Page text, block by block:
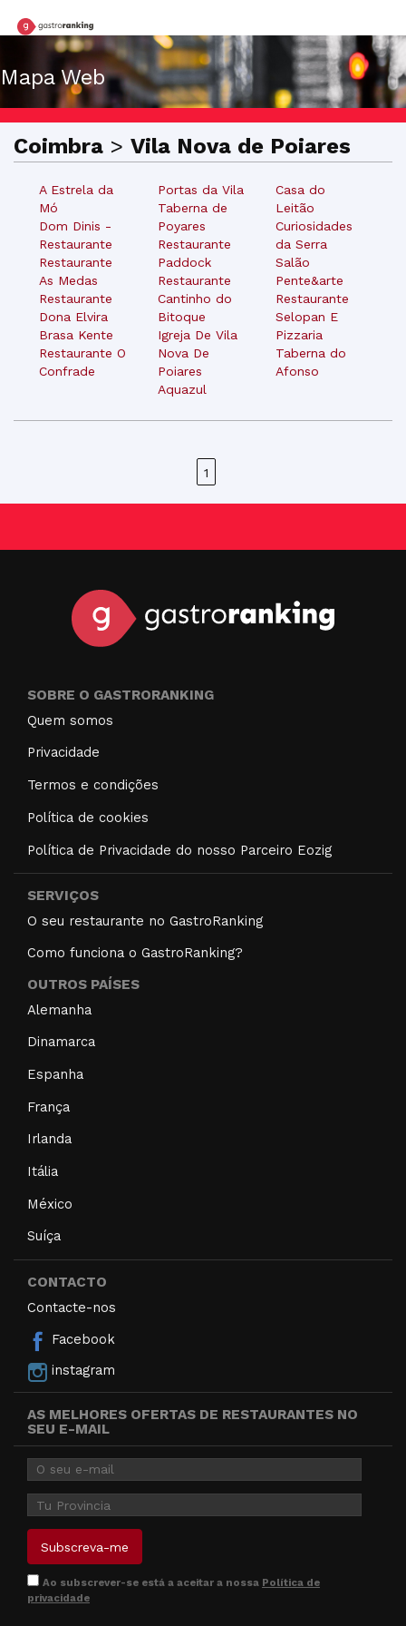
Mapa Web
Coimbra > Vila Nova de Poiares
A Estrela da
Mó
Dom Dinis -
Restaurante
Restaurante
As Medas
Restaurante
Dona Elvira
Brasa Kente
Restaurante O
Confrade
Portas da Vila
Taberna de
Poyares
Restaurante
Paddock
Restaurante
Cantinho do
Bitoque
Igreja De Vila
Nova De
Poiares
Aquazul
Casa do
Leitão
Curiosidades
da Serra
Salão
Pente&arte
Restaurante
Selopan E
Pizzaria
Taberna do
Afonso
1
SOBRE O GASTRORANKING
Quem somos
Privacidade
Termos e condições
Política de cookies
Política de Privacidade do nosso Parceiro Eozig
SERVIÇOS
O seu restaurante no GastroRanking
Como funciona o GastroRanking?
OUTROS PAÍSES
Alemanha
Dinamarca
Espanha
França
Irlanda
Itália
México
Suíça
CONTACTO
Contacte-nos
Facebook
instagram
AS MELHORES OFERTAS DE RESTAURANTES NO
SEU E-MAIL
Ao subscrever-se está a aceitar a nossa Política de
privacidade